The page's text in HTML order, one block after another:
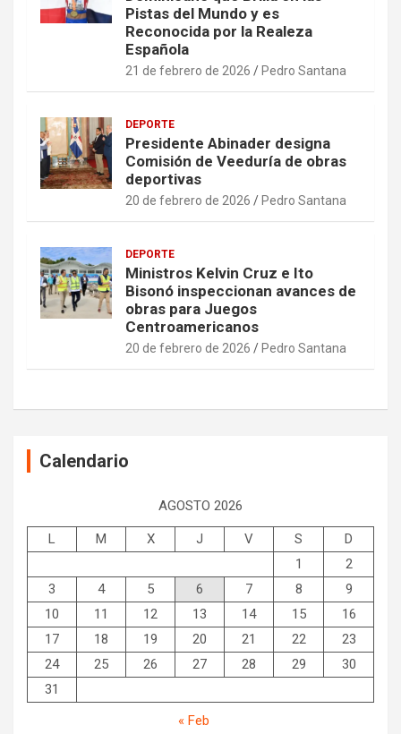
Pistas del Mundo y es
Reconocida por la Realeza
Española
21 de febrero de 2026 Pedro Santana
DEPORTE
Presidente Abinader designa
Comisión de Veeduría de obras
deportivas
20 de febrero de 2026 Pedro Santana
DEPORTE
Ministros Kelvin Cruz e Ito
Bisonó inspeccionan avances de
obras para Juegos
Centroamericanos
20 de febrero de 2026 Pedro Santana
Calendario
AGOSTO 2026
L M X J V S
D
1
2
3
4 5 6 7 8
9
10
11 12 13 14 15
16
17
18 19 20 21 22
23
24
25 26 27 28 29
30
31
« Feb